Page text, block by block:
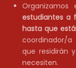
estudiantes a
hasta que
coordinador/
que residirán
necesiten.